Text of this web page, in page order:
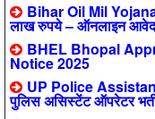
Bihar Oil Mil Yojana
लाख रुपये – ऑनलाइन
BHEL Bhopal
Notice 2025
UP Police
पुलिस असिस्टेंट ऑपरेटर